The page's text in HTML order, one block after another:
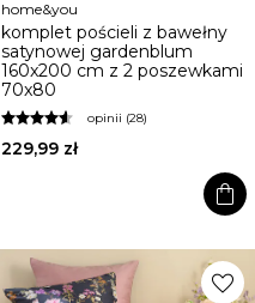
home&you
komplet pościeli z bawełny
satynowej gardenblum
160x200 cm z 2 poszewkami
70x80
opinii (28)
229,99 zł
shopping_bag
favorite